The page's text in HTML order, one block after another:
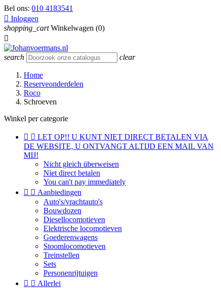
Bel ons: 010 4183541
 Inloggen
shopping_cart Winkelwagen (0)

search clear
Home
Reserveonderdelen
Roco
Schroeven
Winkel per categorie
  LET OP!! U KUNT NIET DIRECT BETALEN VIA
DE WEBSITE, U ONTVANGT ALTIJD EEN MAIL VAN
MIJ!
Nicht gleich überweisen
Niet direct betalen
You can't pay immediately
  Aanbiedingen
Auto's/vrachtauto's
Bouwdozen
Diesellocomotieven
Elektrische locomotieven
Goederenwagens
Stoomlocomotieven
Treinstellen
Sets
Personenrijtuigen
  Allerlei